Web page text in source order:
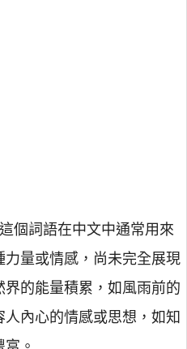
個詞語在中文中通常用來
量或情感，尚未完全展現
的能量積累，如風雨前的
內心的情感或思想，如知